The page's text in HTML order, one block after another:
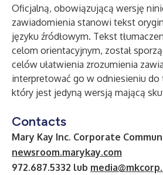
Oficjalną, obowiązującą wersję
zawiadomienia stanowi tekst
języku źródłowym. Tekst
celom orientacyjnym, został
celów ułatwienia zrozumienia
interpretować go w odniesieniu do
który jest jedyną wersją mającą
Contacts
Mary Kay Inc. Corporate
newsroom.marykay.com
972.687.5332 lub